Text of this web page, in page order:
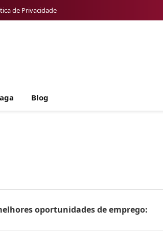
de Privacidade
Blog
oportunidades de emprego: